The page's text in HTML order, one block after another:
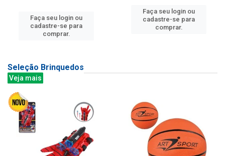
Faça seu login ou
cadastre-se para
comprar.
Faça seu login ou
cadastre-se para
comprar.
Seleção Brinquedos
Veja mais